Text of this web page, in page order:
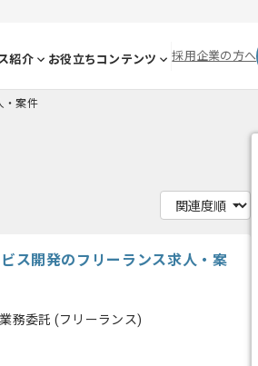
紹介 お役立ちコンテンツ 採用企業の方へ
・案件
ス開発のフリーランス求人・案
業務委託 (フリーランス)